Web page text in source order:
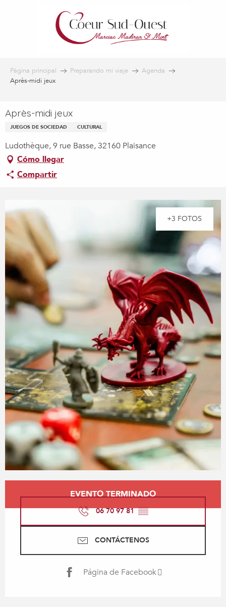
Página principal Preparando mi viaje
Agenda
Après-midi jeux
Après-midi jeux
JUEGOS DE SOCIEDAD CULTURAL
Ludothèque, 9 rue Basse, 32160 Plaisance
Cómo llegar
Compartir
+3 FOTOS
Horarios y datos de contacto
EVENTO TERMINADO
06 70 97 81▒▒
CONTÁCTENOS
Página de Facebook